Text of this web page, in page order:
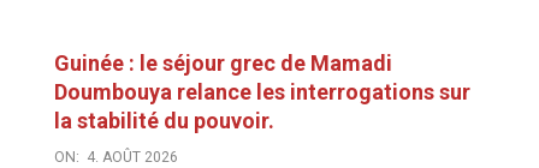
Guinée : le séjour grec de Mamadi
Doumbouya relance les interrogations sur
la stabilité du pouvoir.
ON: 4. AOÛT 2026